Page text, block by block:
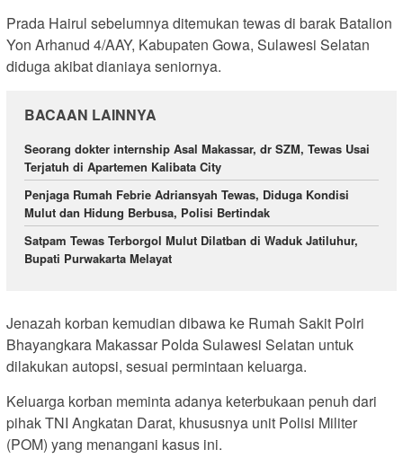
Prada Hairul sebelumnya ditemukan tewas di barak Batalion
Yon Arhanud 4/AAY, Kabupaten Gowa, Sulawesi Selatan
diduga akibat dianiaya seniornya.
BACAAN LAINNYA
Seorang dokter internship Asal Makassar, dr SZM, Tewas Usai
Terjatuh di Apartemen Kalibata City
Penjaga Rumah Febrie Adriansyah Tewas, Diduga Kondisi
Mulut dan Hidung Berbusa, Polisi Bertindak
Satpam Tewas Terborgol Mulut Dilatban di Waduk Jatiluhur,
Bupati Purwakarta Melayat
Jenazah korban kemudian dibawa ke Rumah Sakit Polri
Bhayangkara Makassar Polda Sulawesi Selatan untuk
dilakukan autopsi, sesuai permintaan keluarga.
Keluarga korban meminta adanya keterbukaan penuh dari
pihak TNI Angkatan Darat, khususnya unit Polisi Militer
(POM) yang menangani kasus ini.